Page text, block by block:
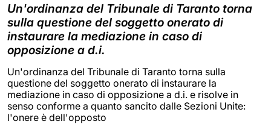
Un'ordinanza del Tribunale di Taranto torna
sulla questione del soggetto onerato di
instaurare la mediazione in caso di
opposizione a d.i.
Un'ordinanza del Tribunale di Taranto torna sulla
questione del soggetto onerato di instaurare la
mediazione in caso di opposizione a d.i. e risolve in
senso conforme a quanto sancito dalle Sezioni Unite:
l'onere è dell'opposto